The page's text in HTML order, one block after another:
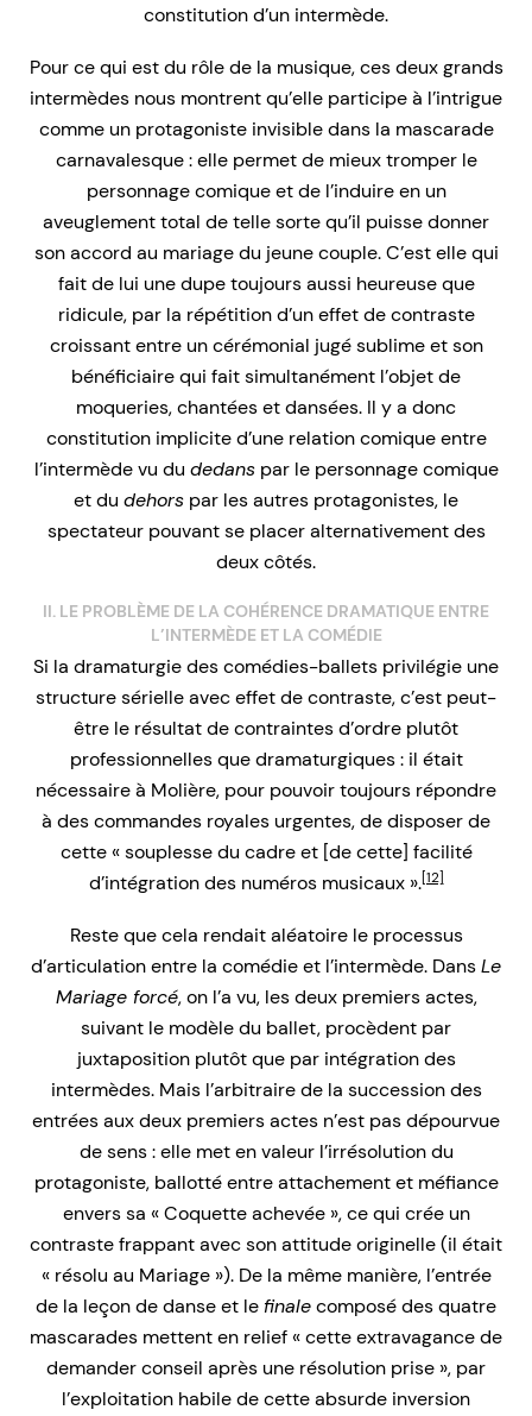
constitution d’un intermède.
Pour ce qui est du rôle de la musique, ces deux grands
intermèdes nous montrent qu’elle participe à l’intrigue
comme un protagoniste invisible dans la mascarade
carnavalesque : elle permet de mieux tromper le
personnage comique et de l’induire en un
aveuglement total de telle sorte qu’il puisse donner
son accord au mariage du jeune couple. C’est elle qui
fait de lui une dupe toujours aussi heureuse que
ridicule, par la répétition d’un effet de contraste
croissant entre un cérémonial jugé sublime et son
bénéficiaire qui fait simultanément l’objet de
moqueries, chantées et dansées. Il y a donc
constitution implicite d’une relation comique entre
l’intermède vu du dedanspar le personnage comique
et du dehors par les autres protagonistes, le
spectateur pouvant se placer alternativement des
deux côtés.
II. LE PROBLÈME DE LA COHÉRENCE DRAMATIQUE ENTRE
L’INTERMÈDE ET LA COMÉDIE
Si la dramaturgie des comédies-ballets privilégie une
structure sérielle avec effet de contraste, c’est peut-
être le résultat de contraintes d’ordre plutôt
professionnelles que dramaturgiques : il était
nécessaire à Molière, pour pouvoir toujours répondre
à des commandes royales urgentes, de disposer de
cette « souplesse du cadre et [de cette] facilité
d’intégration des numéros musicaux ».[12]
Reste que cela rendait aléatoire le processus
d’articulation entre la comédie et l’intermède. DansLe
Mariage forcé, on l’a vu, les deux premiers actes,
suivant le modèle du ballet, procèdent par
juxtaposition plutôt que par intégration des
intermèdes. Mais l’arbitraire de la succession des
entrées aux deux premiers actes n’est pas dépourvue
de sens : elle met en valeur l’irrésolution du
protagoniste, ballotté entre attachement et méfiance
envers sa « Coquette achevée », ce qui crée un
contraste frappant avec son attitude originelle (il était
« résolu au Mariage »). De la même manière, l’entrée
de la leçon de danse et le finalecomposé des quatre
mascarades mettent en relief « cette extravagance de
demander conseil après une résolution prise », par
l’exploitation habile de cette absurde inversion